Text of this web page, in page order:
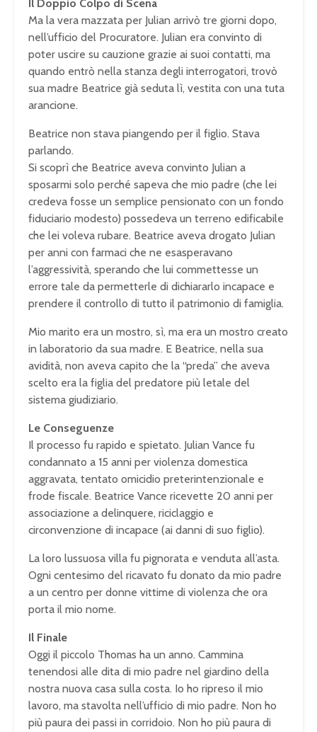
Il Doppio Colpo di Scena
Ma la vera mazzata per Julian arrivò tre giorni dopo,
nell’ufficio del Procuratore. Julian era convinto di
poter uscire su cauzione grazie ai suoi contatti, ma
quando entrò nella stanza degli interrogatori, trovò
sua madre Beatrice già seduta lì, vestita con una tuta
arancione.
Beatrice non stava piangendo per il figlio. Stava
parlando.
Si scoprì che Beatrice aveva convinto Julian a
sposarmi solo perché sapeva che mio padre (che lei
credeva fosse un semplice pensionato con un fondo
fiduciario modesto) possedeva un terreno edificabile
che lei voleva rubare. Beatrice aveva drogato Julian
per anni con farmaci che ne esasperavano
l’aggressività, sperando che lui commettesse un
errore tale da permetterle di dichiararlo incapace e
prendere il controllo di tutto il patrimonio di famiglia.
Mio marito era un mostro, sì, ma era un mostro creato
in laboratorio da sua madre. E Beatrice, nella sua
avidità, non aveva capito che la “preda” che aveva
scelto era la figlia del predatore più letale del
sistema giudiziario.
Le Conseguenze
Il processo fu rapido e spietato. Julian Vance fu
condannato a 15 anni per violenza domestica
aggravata, tentato omicidio preterintenzionale e
frode fiscale. Beatrice Vance ricevette 20 anni per
associazione a delinquere, riciclaggio e
circonvenzione di incapace (ai danni di suo figlio).
La loro lussuosa villa fu pignorata e venduta all’asta.
Ogni centesimo del ricavato fu donato da mio padre
a un centro per donne vittime di violenza che ora
porta il mio nome.
Il Finale
Oggi il piccolo Thomas ha un anno. Cammina
tenendosi alle dita di mio padre nel giardino della
nostra nuova casa sulla costa. Io ho ripreso il mio
lavoro, ma stavolta nell’ufficio di mio padre. Non ho
più paura dei passi in corridoio. Non ho più paura di